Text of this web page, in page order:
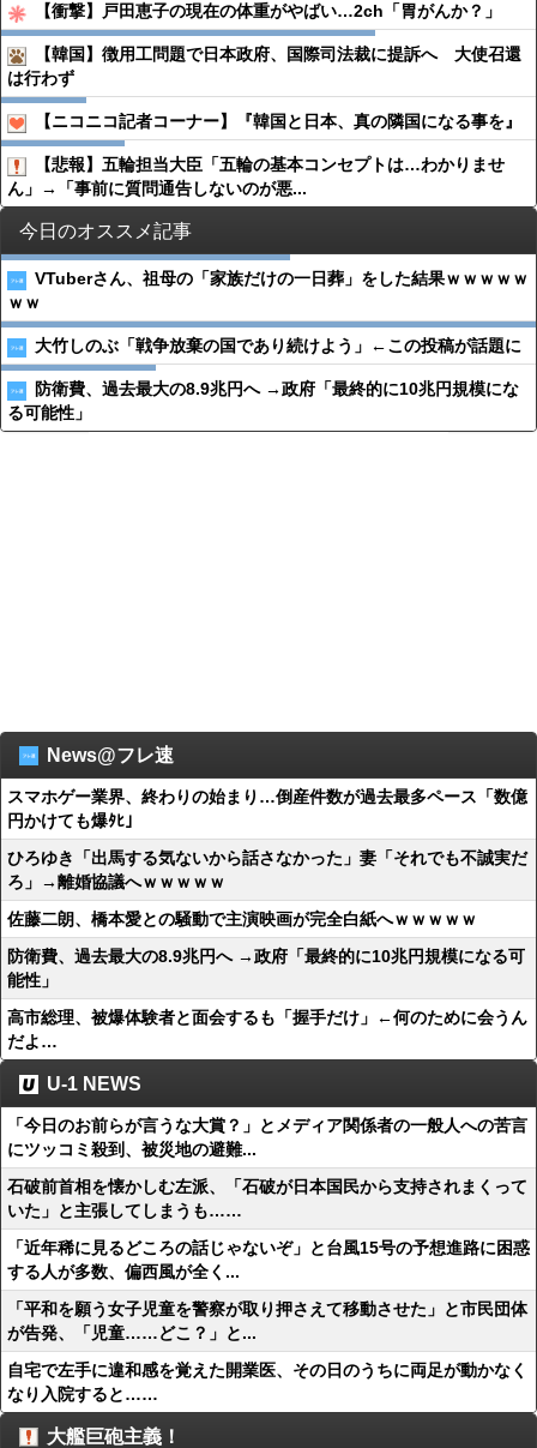
【衝撃】戸田恵子の現在の体重がやばい…2ch「胃がんか？」
【韓国】徴用工問題で日本政府、国際司法裁に提訴へ 大使召還
は行わず
【ニコニコ記者コーナー】『韓国と日本、真の隣国になる事を』
【悲報】五輪担当大臣「五輪の基本コンセプトは…わかりませ
ん」→「事前に質問通告しないのが悪...
今日のオススメ記事
VTuberさん、祖母の「家族だけの一日葬」をした結果ｗｗｗｗｗ
ｗｗ
大竹しのぶ「戦争放棄の国であり続けよう」←この投稿が話題に
防衛費、過去最大の8.9兆円へ →政府「最終的に10兆円規模にな
る可能性」
News@フレ速
スマホゲー業界、終わりの始まり…倒産件数が過去最多ペース「数億
円かけても爆ﾀﾋ」
ひろゆき「出馬する気ないから話さなかった」妻「それでも不誠実だ
ろ」→離婚協議へｗｗｗｗｗ
佐藤二朗、橋本愛との騒動で主演映画が完全白紙へｗｗｗｗｗ
防衛費、過去最大の8.9兆円へ →政府「最終的に10兆円規模になる可
能性」
高市総理、被爆体験者と面会するも「握手だけ」←何のために会うん
だよ…
U-1 NEWS
「今日のお前らが言うな大賞？」とメディア関係者の一般人への苦言
にツッコミ殺到、被災地の避難...
石破前首相を懐かしむ左派、「石破が日本国民から支持されまくって
いた」と主張してしまうも……
「近年稀に見るどころの話じゃないぞ」と台風15号の予想進路に困惑
する人が多数、偏西風が全く...
「平和を願う女子児童を警察が取り押さえて移動させた」と市民団体
が告発、「児童……どこ？」と...
自宅で左手に違和感を覚えた開業医、その日のうちに両足が動かなく
なり入院すると……
大艦巨砲主義！